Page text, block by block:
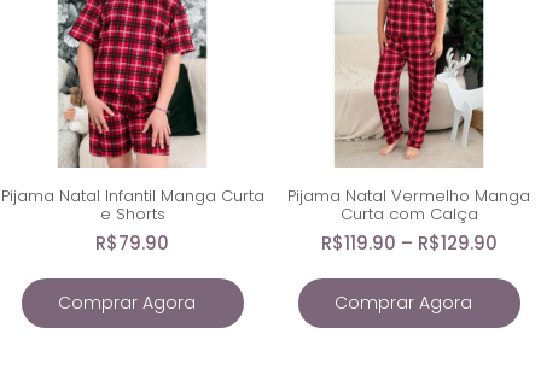
Pijama Natal Infantil Manga Curta
e Shorts
R$79.90
Comprar Agora
Pijama Natal Vermelho Manga
Curta com Calça
R$119.90 – R$129.90
Comprar Agora